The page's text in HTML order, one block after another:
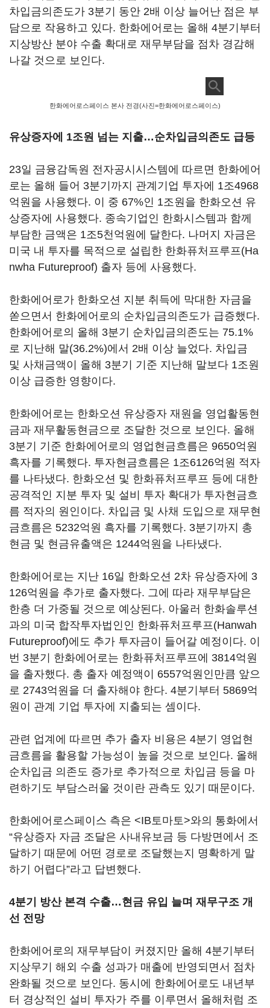
차입금의존도가 3분기 동안 2배 이상 늘어난 점은 부
담으로 작용하고 있다. 한화에어로는 올해 4분기부터
지상방산 분야 수출 확대로 재무부담을 점차 경감해
나갈 것으로 보인다.
한화에어로스페이스 본사 전경(사진=한화에어로스페이스)
유상증자에 1조원 넘는 지출…순차입금의존도 급등
23일 금융감독원 전자공시시스템에 따르면 한화에어
로는 올해 들어 3분기까지 관계기업 투자에 1조4968
억원을 사용했다. 이 중 67%인 1조원을 한화오션 유
상증자에 사용했다. 종속기업인 한화시스템과 함께
부담한 금액은 1조5천억원에 달한다. 나머지 자금은
미국 내 투자를 목적으로 설립한 한화퓨처프루프(Ha
nwha Futureproof) 출자 등에 사용했다.
한화에어로가 한화오션 지분 취득에 막대한 자금을
쏟으면서 한화에어로의 순차입금의존도가 급증했다.
한화에어로의 올해 3분기 순차입금의존도는 75.1%
로 지난해 말(36.2%)에서 2배 이상 늘었다. 차입금
및 사채금액이 올해 3분기 기준 지난해 말보다 1조원
이상 급증한 영향이다.
한화에어로는 한화오션 유상증자 재원을 영업활동현
금과 재무활동현금으로 조달한 것으로 보인다. 올해
3분기 기준 한화에어로의 영업현금흐름은 9650억원
흑자를 기록했다. 투자현금흐름은 1조6126억원 적자
를 나타냈다. 한화오션 및 한화퓨처프루프 등에 대한
공격적인 지분 투자 및 설비 투자 확대가 투자현금흐
름 적자의 원인이다. 차입금 및 사채 도입으로 재무현
금흐름은 5232억원 흑자를 기록했다. 3분기까지 총
현금 및 현금유출액은 1244억원을 나타냈다.
한화에어로는 지난 16일 한화오션 2차 유상증자에 3
126억원을 추가로 출자했다. 그에 따라 재무부담은
한층 더 가중될 것으로 예상된다. 아울러 한화솔루션
과의 미국 합작투자법인인 한화퓨처프루프(Hanwah
Futureproof)에도 추가 투자금이 들어갈 예정이다. 이
번 3분기 한화에어로는 한화퓨처프루프에 3814억원
을 출자했다. 총 출자 예정액이 6557억원인만큼 앞으
로 2743억원을 더 출자해야 한다. 4분기부터 5869억
원이 관계 기업 투자에 지출되는 셈이다.
관련 업계에 따르면 추가 출자 비용은 4분기 영업현
금흐름을 활용할 가능성이 높을 것으로 보인다. 올해
순차입금 의존도 증가로 추가적으로 차입금 등을 마
련하기도 부담스러울 것이란 관측도 있기 때문이다.
한화에어로스페이스 측은 <IB토마토>와의 통화에서
“유상증자 자금 조달은 사내유보금 등 다방면에서 조
달하기 때문에 어떤 경로로 조달했는지 명확하게 말
하기 어렵다”라고 답변했다.
4분기 방산 본격 수출…현금 유입 늘며 재무구조 개
선 전망
한화에어로의 재무부담이 커졌지만 올해 4분기부터
지상무기 해외 수출 성과가 매출에 반영되면서 점차
완화될 것으로 보인다. 동시에 한화에어로도 내년부
터 경상적인 설비 투자가 주를 이루면서 올해처럼 조